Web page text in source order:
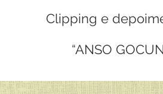
Clipping e
“ANSO